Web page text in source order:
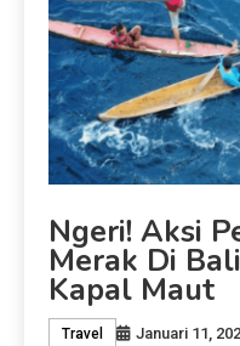
Ngeri! Aksi
Merak Di
Kapal Maut
Travel Januari 11,